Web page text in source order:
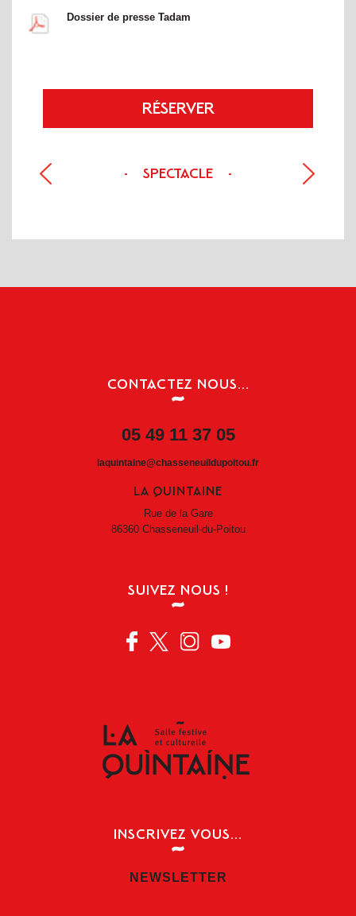
Dossier de presse Tadam
RÉSERVER
- SPECTACLE -
CONTACTEZ NOUS...
05 49 11 37 05
laquintaine@chasseneuildupoitou.fr
LA QUINTAINE
Rue de la Gare
86360 Chasseneuil-du-Poitou
SUIVEZ NOUS !
INSCRIVEZ VOUS...
NEWSLETTER